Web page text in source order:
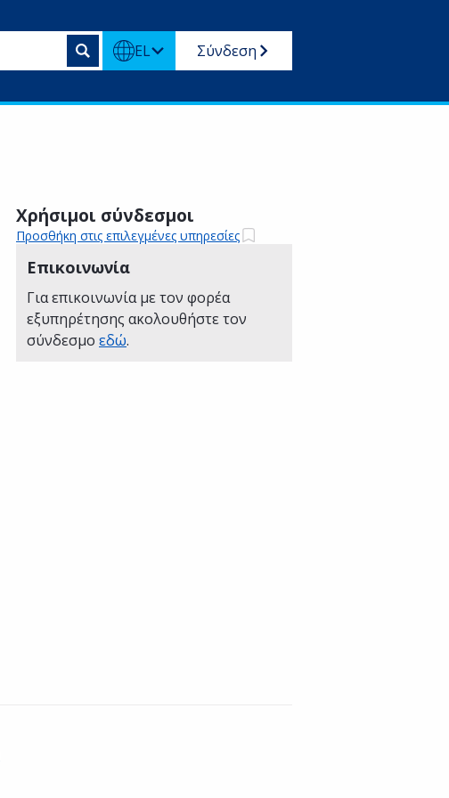
EL Σύνδεση
Χρήσιμοι σύνδεσμοι
Προσθήκη στις επιλεγμένες υπηρεσίες
Επικοινωνία
Για επικοινωνία με τον φορέα
εξυπηρέτησης ακολουθήστε τον
σύνδεσμο εδώ.